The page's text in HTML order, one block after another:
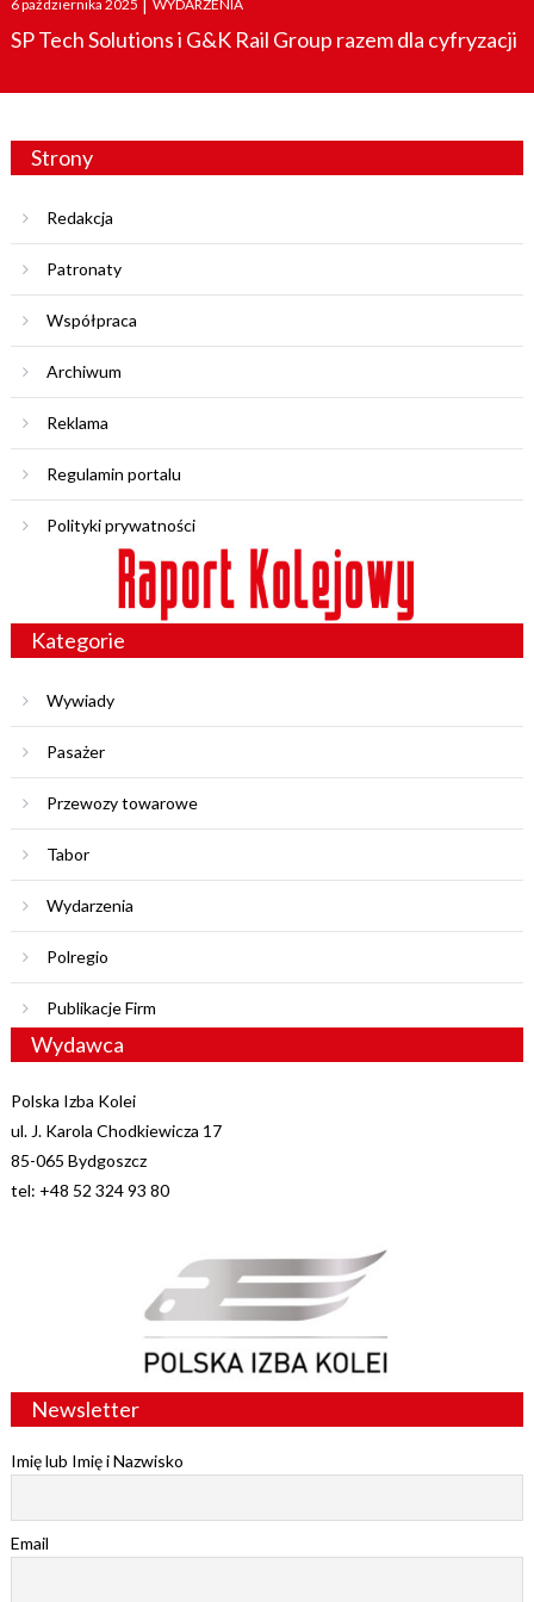
on
6 października 2025 WYDARZENIA
SP Tech Solutions i G&K Rail Group razem dla cyfryzacji
Strony
Redakcja
Patronaty
Współpraca
Archiwum
Reklama
Regulamin portalu
Polityki prywatności
Kategorie
Wywiady
Pasażer
Przewozy towarowe
Tabor
Wydarzenia
Polregio
Publikacje Firm
Wydawca
Polska Izba Kolei
ul. J. Karola Chodkiewicza 17
85-065 Bydgoszcz
tel: +48 52 324 93 80
Newsletter
Imię lub Imię i Nazwisko
Email